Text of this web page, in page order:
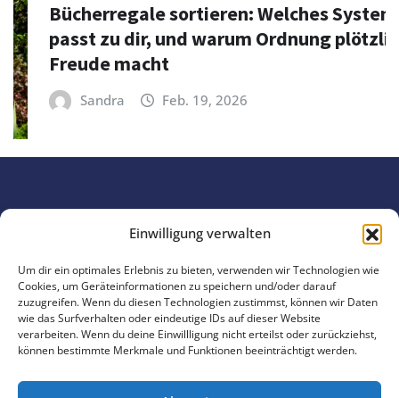
Einwilligung verwalten
Um dir ein optimales Erlebnis zu bieten, verwenden wir Technologien wie
Cookies, um Geräteinformationen zu speichern und/oder darauf
zuzugreifen. Wenn du diesen Technologien zustimmst, können wir Daten
wie das Surfverhalten oder eindeutige IDs auf dieser Website
verarbeiten. Wenn du deine Einwillligung nicht erteilst oder zurückziehst,
können bestimmte Merkmale und Funktionen beeinträchtigt werden.
Bücherregale sortieren: Welches System
passt zu dir, und warum Ordnung plötzlich
Freude macht
Sandra Feb. 19, 2026
Copyright © 2025 | Präsentiert von 4EVERGLEN
Datenschutzerklärung Impressum